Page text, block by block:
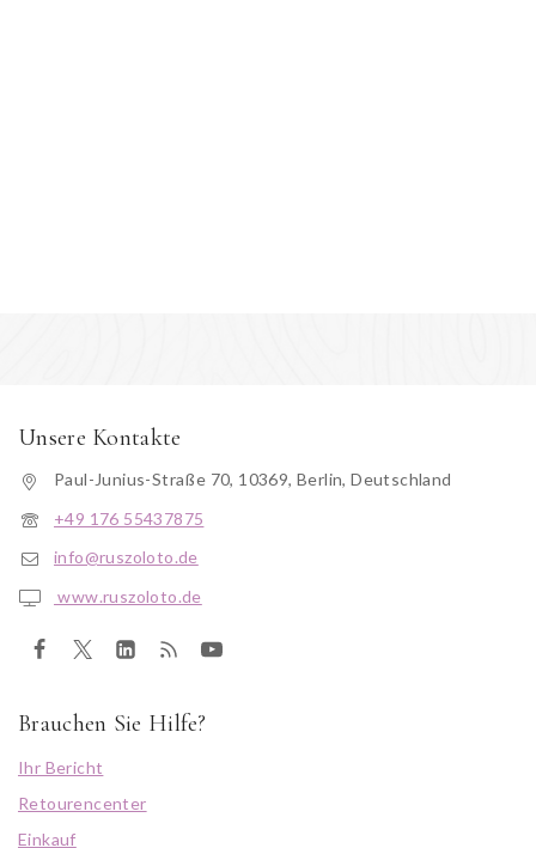
Unsere Kontakte
Paul-Junius-Straße 70, 10369, Berlin, Deutschland
+49 176 55437875
info@ruszoloto.de
www.ruszoloto.de
Brauchen Sie Hilfe?
Ihr Bericht
Retourencenter
Einkauf